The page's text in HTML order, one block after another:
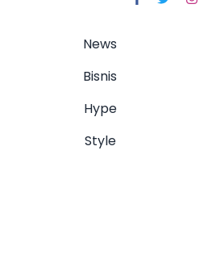
News
Bisnis
Hype
Style